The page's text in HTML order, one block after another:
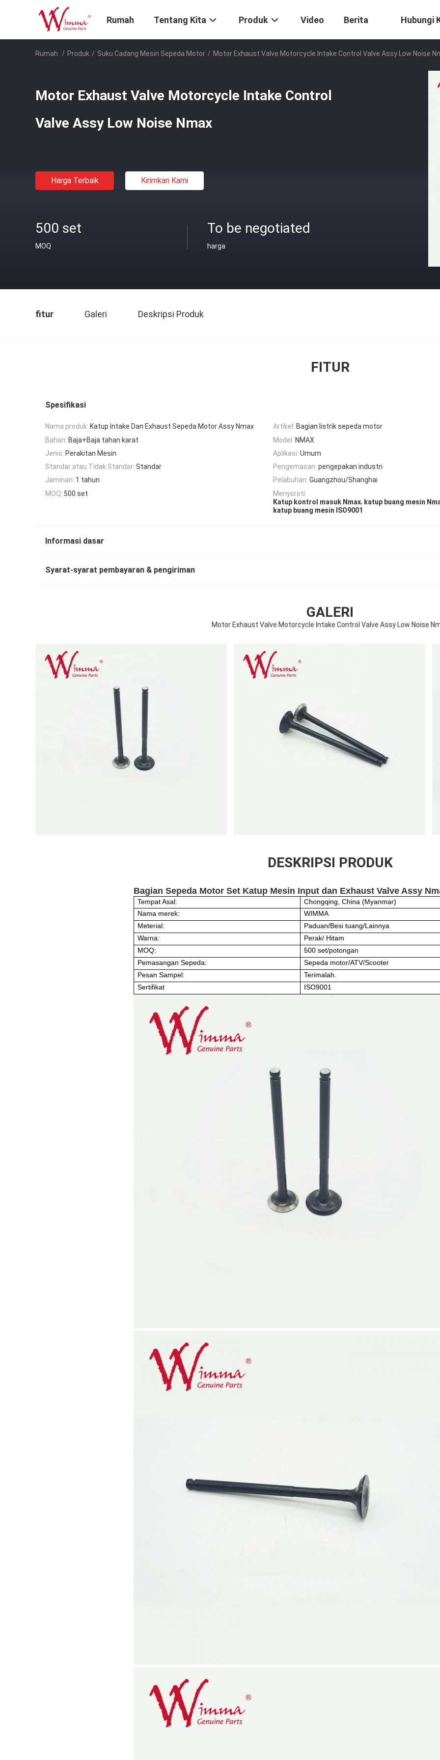
Rumah Tentang Kita Produk Video Berita Hubungi
Rumah / Produk / Suku Cadang Mesin Sepeda Motor / Motor Exhaust Valve Motorcycle Intake Control Valve Assy Low Noise
Motor Exhaust Valve Motorcycle Intake Control
Valve Assy Low Noise Nmax
Harga Terbaik Kirimkan Kami
500 set
MOQ
To be negotiated
harga
fitur Galeri Deskripsi Produk
FITUR
Spesifikasi
Nama produk: Katup Intake Dan Exhaust Sepeda Motor Assy Nmax Artikel: Bagian listrik sepeda motor
Bahan: Baja+Baja tahan karat Model: NMAX
Jenis: Perakitan Mesin Aplikasi: Umum
Standar atau Tidak Standar: Standar Pengemasan: pengepakan industri
Jaminan: 1 tahun Pelabuhan: Guangzhou/Shanghai
MOQ: 500 set
Menyoroti:
Katup kontrol masuk Nmax, katup buang mesin
katup buang mesin ISO9001
Informasi dasar
Syarat-syarat pembayaran & pengiriman
GALERI
Motor Exhaust Valve Motorcycle Intake Control Valve Assy Low Noise
DESKRIPSI PRODUK
Bagian Sepeda Motor Set Katup Mesin Input dan Exhaust Valve Assy
Tempat Asal:
Chongqing, China (Myanmar)
Nama merek:
WIMMA
Meterial:
Paduan/Besi tuang/Lainnya
Warna:
Perak/ Hitam
MOQ:
500 set/potongan
Pemasangan Sepeda:
Sepeda motor/ATV/Scooter
Pesan Sampel:
Terimalah.
Sertifikat
ISO9001